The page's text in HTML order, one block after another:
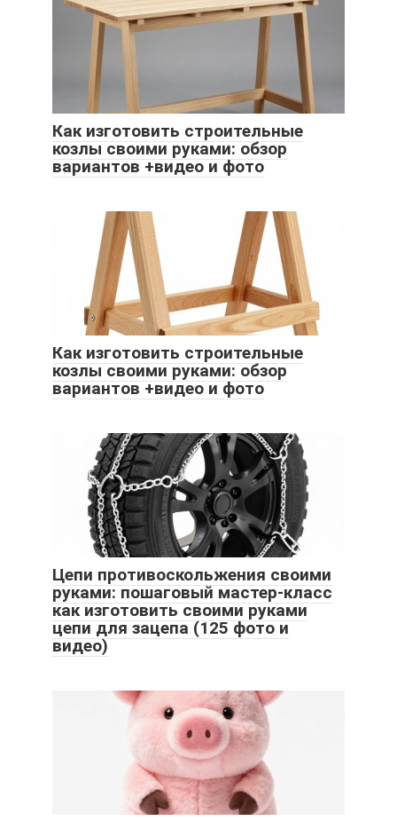
Как изготовить строительные
козлы своими руками: обзор
вариантов +видео и фото
Как изготовить строительные
козлы своими руками: обзор
вариантов +видео и фото
Цепи противоскольжения своими
руками: пошаговый мастер-класс
как изготовить своими руками
цепи для зацепа (125 фото и
видео)